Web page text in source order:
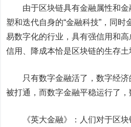
由于区块链具有金融属性和金
塑和迭代自身的“金融科技”，同时
易数字化的行业，具有强信用和
信用、降成本恰是区块链的生存土
只有数字金融活了，数字经济
被打通，而数字金融平稳运行了，
《英大金融》：人们对于区块